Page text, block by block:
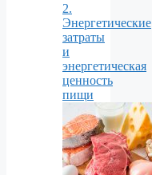
2.
Энергетические
затраты
и
энергетическая
ценность
пищи